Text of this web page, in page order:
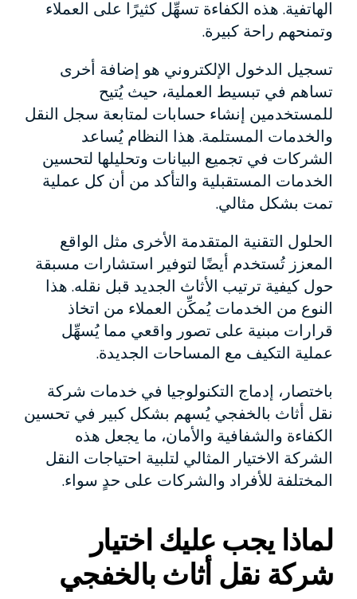
الهاتفية. هذه الكفاءة تسهِّل كثيرًا على العملاء
وتمنحهم راحة كبيرة.
تسجيل الدخول الإلكتروني هو إضافة أخرى
تساهم في تبسيط العملية، حيث يُتيح
للمستخدمين إنشاء حسابات لمتابعة سجل النقل
والخدمات المستلمة. هذا النظام يُساعد
الشركات في تجميع البيانات وتحليلها لتحسين
الخدمات المستقبلية والتأكد من أن كل عملية
تمت بشكل مثالي.
الحلول التقنية المتقدمة الأخرى مثل الواقع
المعزز تُستخدم أيضًا لتوفير استشارات مسبقة
حول كيفية ترتيب الأثاث الجديد قبل نقله. هذا
النوع من الخدمات يُمكِّن العملاء من اتخاذ
قرارات مبنية على تصور واقعي مما يُسهِّل
عملية التكيف مع المساحات الجديدة.
باختصار، إدماج التكنولوجيا في خدمات شركة
نقل أثاث بالخفجي يُسهم بشكل كبير في تحسين
الكفاءة والشفافية والأمان، ما يجعل هذه
الشركة الاختيار المثالي لتلبية احتياجات النقل
المختلفة للأفراد والشركات على حدٍ سواء.
لماذا يجب عليك اختيار
شركة نقل أثاث بالخفجي